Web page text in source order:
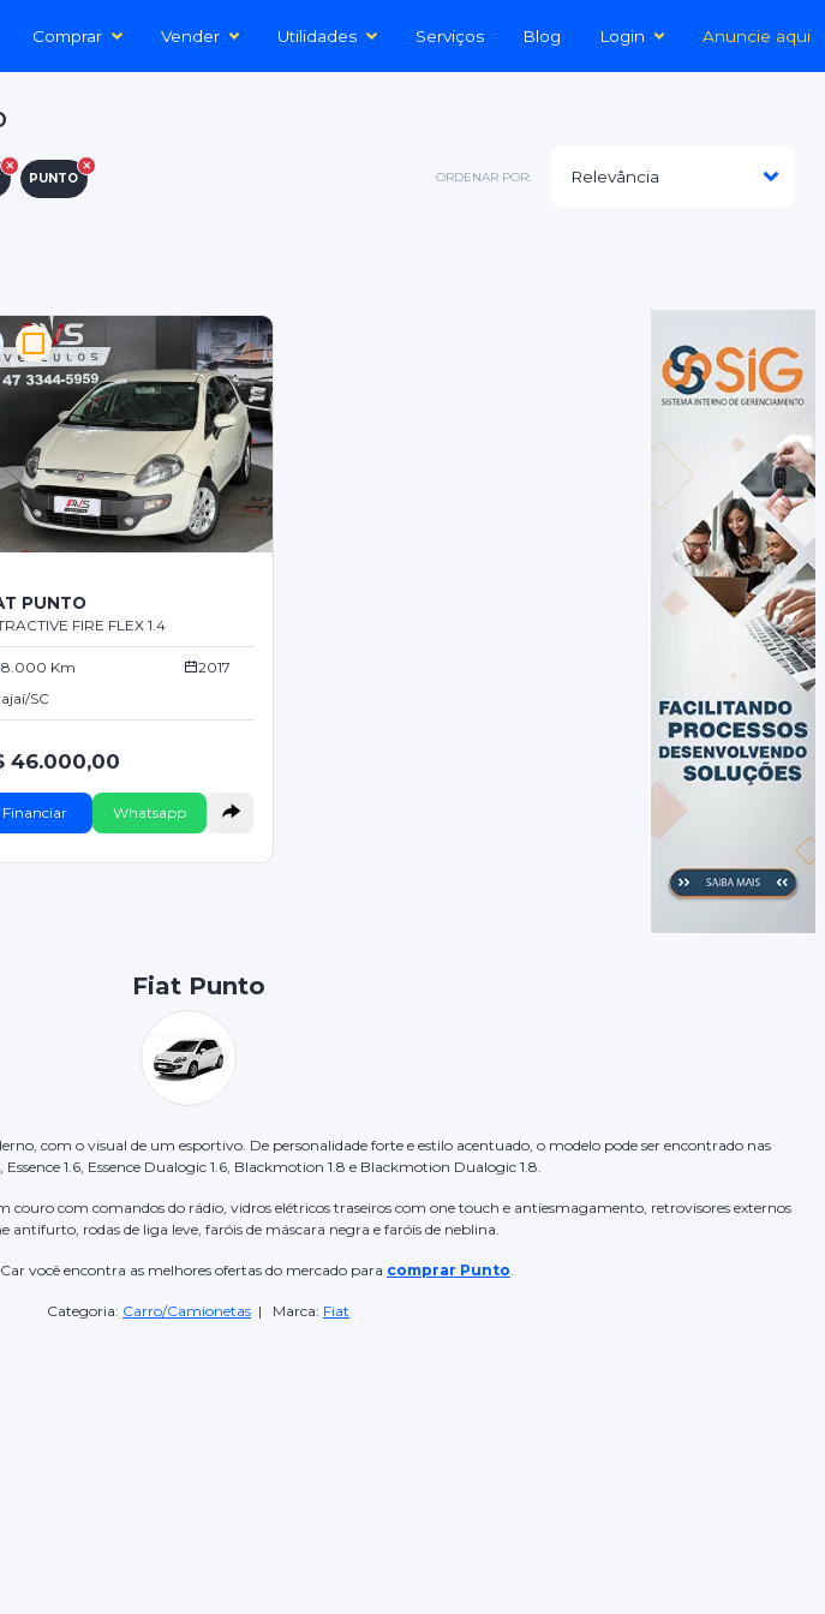
Comprar Vender Utilidades Serviços Blog Login Anuncie aqui
PUNTO ORDENAR POR:
PUNTO
FIRE FLEX 1.4
Km
2017
SC
46.000,00
Financiar Whatsapp
Fiat Punto
com o visual de um esportivo. De personalidade forte e estilo acentuado, o modelo pode ser encontrado nas
Essence 1.6, Essence Dualogic 1.6, Blackmotion 1.8 e Blackmotion Dualogic 1.8.
couro com comandos do rádio, vidros elétricos traseiros com one touch e antiesmagamento, retrovisores externos
antifurto, rodas de liga leve, faróis de máscara negra e faróis de neblina.
você encontra as melhores ofertas do mercado para comprar Punto.
Categoria: Carro/Camionetas | Marca: Fiat